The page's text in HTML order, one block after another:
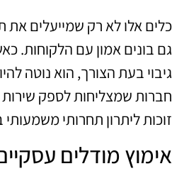
כלים אלו לא רק שמייעלים את
גם בונים אמון עם הלקוחות.
גיבוי בעת הצורך, הוא נוטה
חברות שמצליחות לספק שירות
זוכות ליתרון תחרותי
אימוץ מודלים